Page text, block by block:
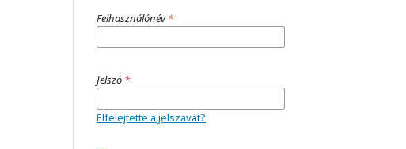
Felhasználónév*
Jelszó *
Elfelejtette a jelszavát?